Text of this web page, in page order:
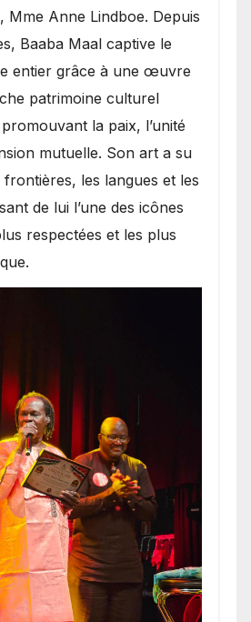
Mme Anne Lindboe. Depuis
Baaba Maal captive le
entier grâce à une œuvre
patrimoine culturel
la paix, l’unité
mutuelle. Son art a su
les langues et les
de lui l’une des icônes
respectées et les plus